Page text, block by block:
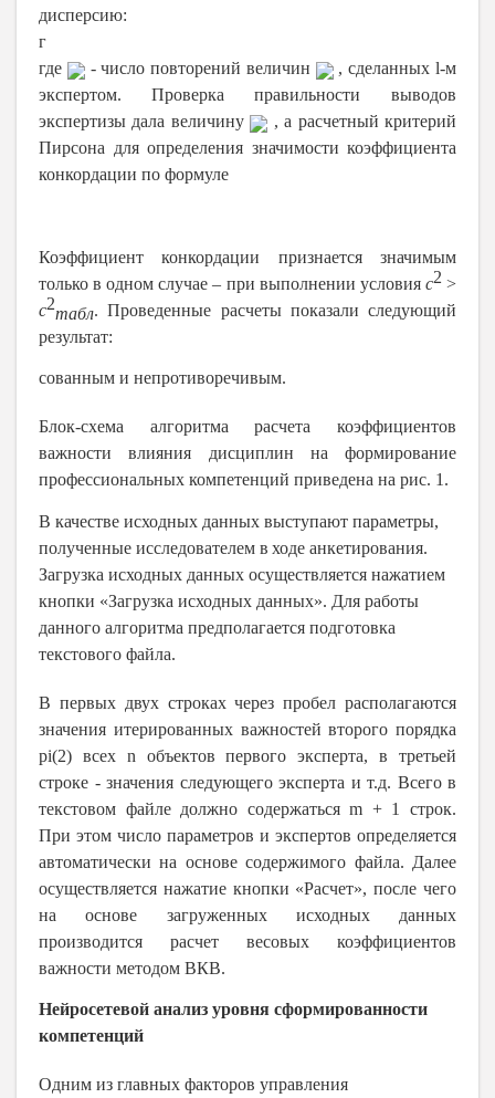
дисперсию:
г
где
- число повторений величин
, сделанных l-м
экспертом.
Проверка правильности выводов
экспертизы дала величину
, а расчетный критерий
Пирсона для определения значимости коэффициента
конкордации по формуле
Коэффициент конкордации признается значимым
только в одном случае – при выполнении условия c2>
c2табл.Проведенные расчеты показали следующий
результат:
сованным и непротиворечивым.
Блок-схема алгоритма расчета коэффициентов
важности влияния дисциплин на формирование
профессиональных компетенций приведена на рис. 1.
В качестве исходных данных выступают параметры,
полученные исследователем в ходе анкетирования.
Загрузка исходных данных осуществляется нажатием
кнопки «Загрузка исходных данных». Для работы
данного алгоритма предполагается подготовка
текстового файла.
В первых двух строках через пробел располагаются
значения итерированных важностей второго порядка
pi(2) всех n объектов первого эксперта, в третьей
строке - значения следующего эксперта и т.д. Всего в
текстовом файле должно содержаться m + 1 строк.
При этом число параметров и экспертов определяется
автоматически на основе содержимого файла. Далее
осуществляется нажатие кнопки «Расчет», после чего
на основе загруженных исходных данных
производится расчет весовых коэффициентов
важности методом ВКВ.
Нейросетевой анализ уровня сформированности
компетенций
Одним из главных факторов управления